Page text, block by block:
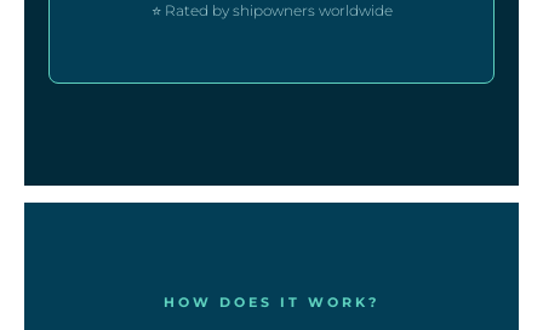
⭐ Rated by shipowners worldwide
HOW DOES IT WORK?